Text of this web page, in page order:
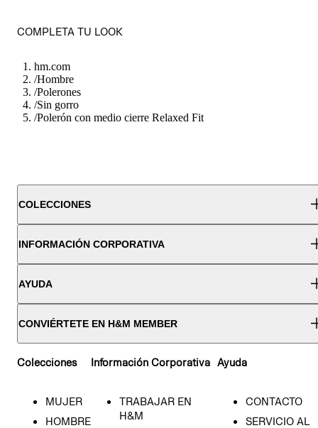
COMPLETA TU LOOK
hm.com
/Hombre
/Polerones
/Sin gorro
/Polerón con medio cierre Relaxed Fit
COLECCIONES
INFORMACIÓN CORPORATIVA
AYUDA
CONVIÉRTETE EN H&M MEMBER
Colecciones
MUJER
HOMBRE
Información Corporativa
TRABAJAR EN
H&M
Ayuda
CONTACTO
SERVICIO AL